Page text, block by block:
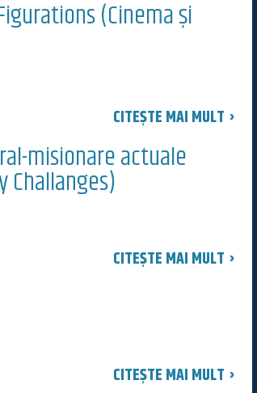
(Cinema și
CITEȘTE MAI MULT ›
misionare actuale
Challanges)
CITEȘTE MAI MULT ›
CITEȘTE MAI MULT ›